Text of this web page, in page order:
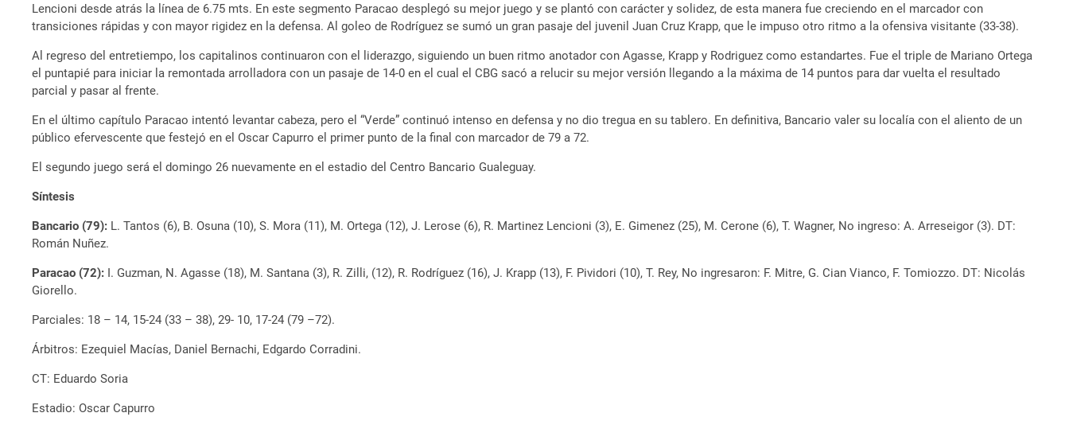
Lencioni desde atrás la línea de 6.75 mts. En este segmento Paracao desplegó su mejor juego y se plantó con carácter y solidez, de esta manera fue creciendo en el marcador con
transiciones rápidas y con mayor rigidez en la defensa. Al goleo de Rodríguez se sumó un gran pasaje del juvenil Juan Cruz Krapp, que le impuso otro ritmo a la ofensiva visitante (33-38).
Al regreso del entretiempo, los capitalinos continuaron con el liderazgo, siguiendo un buen ritmo anotador con Agasse, Krapp y Rodriguez como estandartes. Fue el triple de Mariano Ortega
el puntapié para iniciar la remontada arrolladora con un pasaje de 14-0 en el cual el CBG sacó a relucir su mejor versión llegando a la máxima de 14 puntos para dar vuelta el resultado
parcial y pasar al frente.
En el último capítulo Paracao intentó levantar cabeza, pero el “Verde” continuó intenso en defensa y no dio tregua en su tablero. En definitiva, Bancario valer su localía con el aliento de un
público efervescente que festejó en el Oscar Capurro el primer punto de la final con marcador de 79 a 72.
El segundo juego será el domingo 26 nuevamente en el estadio del Centro Bancario Gualeguay.
Síntesis
Bancario (79): L. Tantos (6), B. Osuna (10), S. Mora (11), M. Ortega (12), J. Lerose (6), R. Martinez Lencioni (3), E. Gimenez (25), M. Cerone (6), T. Wagner, No ingreso: A. Arreseigor (3). DT:
Román Nuñez.
Paracao (72): I. Guzman, N. Agasse (18), M. Santana (3), R. Zilli, (12), R. Rodríguez (16), J. Krapp (13), F. Pividori (10), T. Rey, No ingresaron: F. Mitre, G. Cian Vianco, F. Tomiozzo. DT: Nicolás
Giorello.
Parciales: 18 – 14, 15-24 (33 – 38), 29- 10, 17-24 (79 –72).
Árbitros: Ezequiel Macías, Daniel Bernachi, Edgardo Corradini.
CT: Eduardo Soria
Estadio: Oscar Capurro